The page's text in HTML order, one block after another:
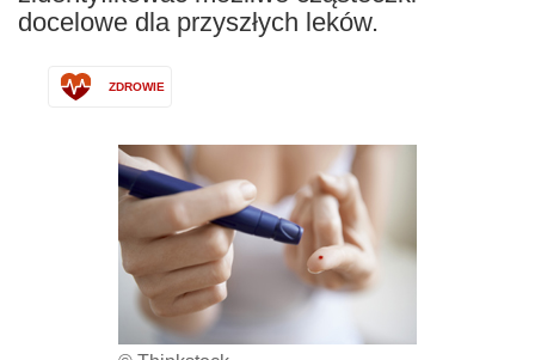
docelowe dla przyszłych leków.
ZDROWIE